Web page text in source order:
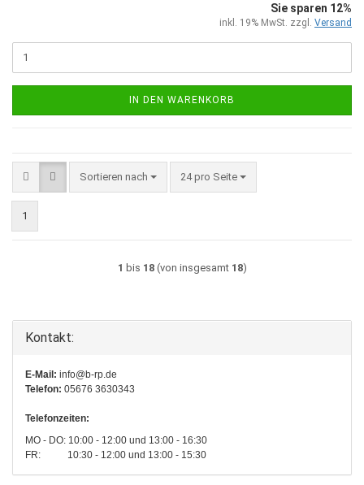
Sie sparen 12%
inkl. 19% MwSt. zzgl. Versand
IN DEN WARENKORB
Sortieren nach
Sortieren nach 24 pro Seite
pro Seite
1
1 bis 18(von insgesamt 18)
Kontakt:
E-Mail: info@b-rp.de
Telefon: 05676 3630343
Telefonzeiten:
MO - DO: 10:00 - 12:00 und 13:00 - 16:30
FR: 10:30 - 12:00 und 13:00 - 15:30